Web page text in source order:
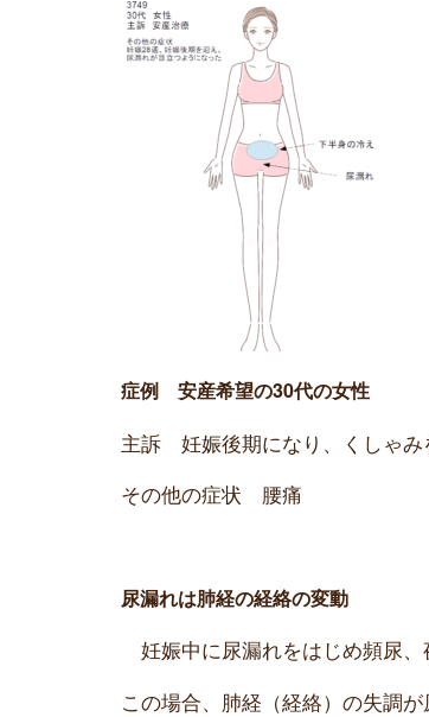
症例 安産希望の30代の女性
主訴 妊娠後期になり、くしゃみ
その他の症状 腰痛
尿漏れは肺経の経絡の変動
妊娠中に尿漏れをはじめ頻尿、
この場合、肺経（経絡）の失調